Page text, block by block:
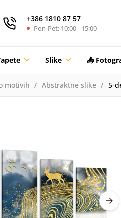
+386 1810 87 57
Pon-Pet: 10:00 - 15:00
Slike 📤
motivih Abstraktne slike 5-